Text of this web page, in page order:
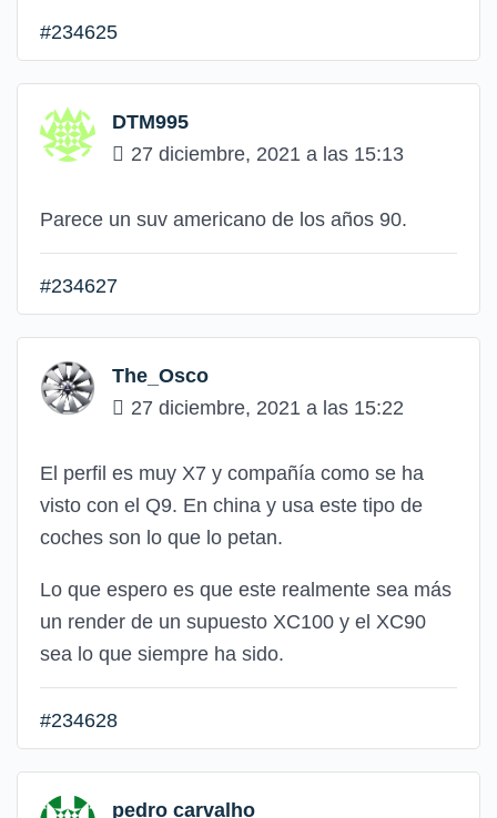
#234625
DTM995
27 diciembre, 2021 a las 15:13
Parece un suv americano de los años 90.
#234627
The_Osco
27 diciembre, 2021 a las 15:22
El perfil es muy X7 y compañía como se ha
visto con el Q9. En china y usa este tipo de
coches son lo que lo petan.
Lo que espero es que este realmente sea más
un render de un supuesto XC100 y el XC90
sea lo que siempre ha sido.
#234628
pedro carvalho